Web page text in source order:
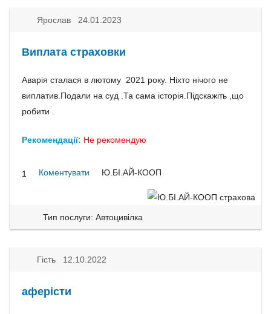
Ярослав 24.01.2023
Виплата страховки
Аварія сталася в лютому 2021 року. Ніхто нічого не
виплатив.Подали на суд .Та сама історія.Підскажіть ,що
робити .
Рекомендації: Не рекомендую
1 Коментувати Ю.БІ.АЙ-КООП
Тип послуги: Автоцивілка
Гість 12.10.2022
аферісти